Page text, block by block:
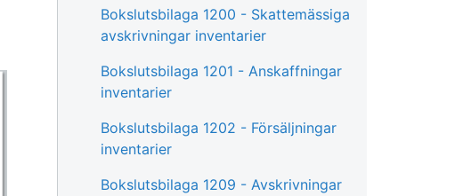
Bokslutsbilaga 1200 - Skattemässiga
avskrivningar inventarier
Bokslutsbilaga 1201 - Anskaffningar
inventarier
Bokslutsbilaga 1202 - Försäljningar
inventarier
Bokslutsbilaga 1209 - Avskrivningar